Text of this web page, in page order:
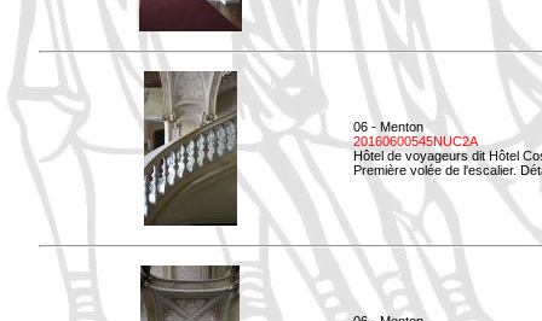
06 - Menton
20160600545NUC2A
Hôtel de voyageurs dit Hôtel
Première volée de l'escalier.